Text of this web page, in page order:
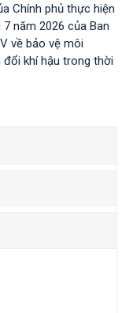
Chính phủ thực hiện
năm 2026 của Ban
về bảo vệ môi
khí hậu trong thời